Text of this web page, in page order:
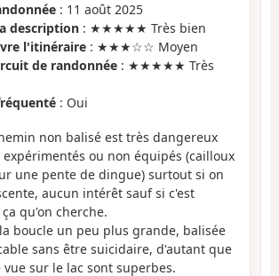
: 11 août 2025
description : ★★★★★ Très bien
l'itinéraire : ★★★☆☆ Moyen
de randonnée : ★★★★★ Très
: Oui
non balisé est très dangereux
ou non équipés (cailloux
une pente de dingue) surtout si on
aucun intérêt sauf si c'est
qu'on cherche.
boucle un peu plus grande, balisée
sans être suicidaire, d'autant que
sur le lac sont superbes.